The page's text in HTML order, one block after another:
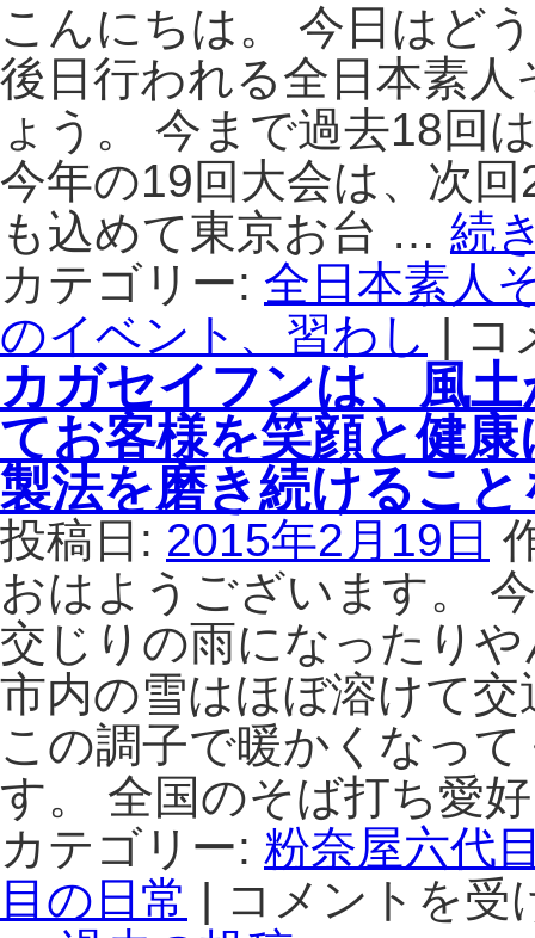
ー
コ
ー
デ
ィ
ネ
ー
タ
ー
お
店
で
す。
は
全
日
本
素
人
そ
ば
打
ち
名
大
会
は、
自
分
の
そ
ば
を
つ
け
た
者
だ
け
が
名
人
こんにちは。 今日はど
後日行われる全日本素
ょう。 今まで過去18回
今年の19回大会は、次
も込めて東京お台 … 続
カテゴリー: 全日本素人
のイベント、習わし |
素
人
そ
ば
打
ち
名
人
大
の
京
開
催
ま
で
あ
と
2
日！
コ
カガセイフンは、風
てお客様を笑顔と健
製法を磨き続けるこ
投稿日: 2015年2月19日
おはようございます。
交じりの雨になったり
市内の雪はほぼ溶けて
この調子で暖かくなっ
す。 全国のそば打ち愛
カテゴリー: 粉奈屋六代
目の日常 |
カ
ガ
コメントを受